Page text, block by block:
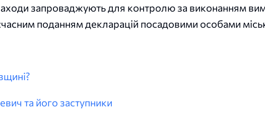
запроваджують для контролю за виконанням
поданням декларацій посадовими особами
та його заступники